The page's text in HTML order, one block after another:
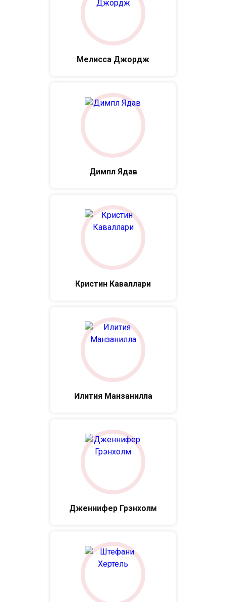
Мелисса Джордж
Димпл Ядав
Кристин Каваллари
Илития Манзанилла
Дженнифер Грэнхолм